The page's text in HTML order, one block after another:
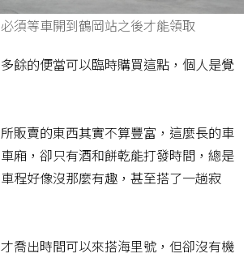
須等車開到鶴岡站之後才能領取
餘的便當可以臨時購買這點，個人是覺
販賣的東西其實不算豐富，這麼長的車
廂，卻只有酒和餅乾能打發時間，總是
程好像沒那麼有趣，甚至搭了一趟寂
喬出時間可以來搭海里號，但卻沒有機